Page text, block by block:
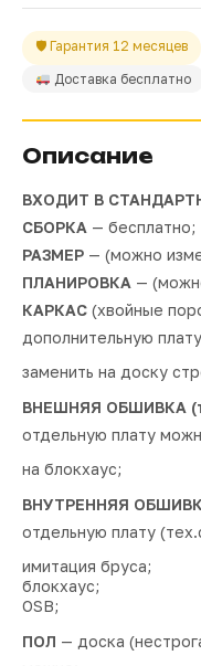
🛡 Гарантия 12 месяцев
Доставка бесплатно
Описание
ВХОДИТ В
СБОРКА — бесплатно;
РАЗМЕР — (можно
ПЛАНИРОВКА —
КАРКАС (хвойные
дополнительную
заменить на доску
ВНЕШНЯЯ ОБШИВКА
отдельную плату
на блокхаус;
ВНУТРЕННЯЯ
отдельную плату
имитация бруса;
блокхаус;
OSB;
ПОЛ — доска